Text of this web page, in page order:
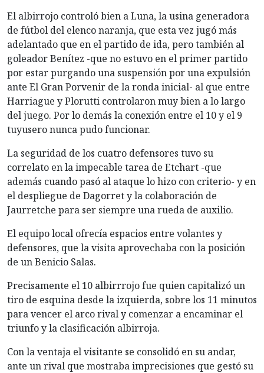
El albirrojo controló bien a Luna, la usina generadora
de fútbol del elenco naranja, que esta vez jugó más
adelantado que en el partido de ida, pero también al
goleador Benítez -que no estuvo en el primer partido
por estar purgando una suspensión por una expulsión
ante El Gran Porvenir de la ronda inicial- al que entre
Harriague y Plorutti controlaron muy bien a lo largo
del juego. Por lo demás la conexión entre el 10 y el 9
tuyusero nunca pudo funcionar.
La seguridad de los cuatro defensores tuvo su
correlato en la impecable tarea de Etchart -que
además cuando pasó al ataque lo hizo con criterio- y en
el despliegue de Dagorret y la colaboración de
Jaurretche para ser siempre una rueda de auxilio.
El equipo local ofrecía espacios entre volantes y
defensores, que la visita aprovechaba con la posición
de un Benicio Salas.
Precisamente el 10 albirrrojo fue quien capitalizó un
tiro de esquina desde la izquierda, sobre los 11 minutos
para vencer el arco rival y comenzar a encaminar el
triunfo y la clasificación albirroja.
Con la ventaja el visitante se consolidó en su andar,
ante un rival que mostraba imprecisiones que gestó su